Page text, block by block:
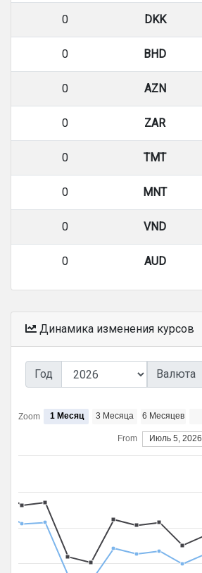
0 DKK
0 BHD
0 AZN
0 ZAR
0 TMT
0 MNT
0 VND
0 AUD
Динамика изменения курсов
Год Валюта
Zoom 1 Месяц 3 Месяца 6 Месяцев
From Июль 5, 2026